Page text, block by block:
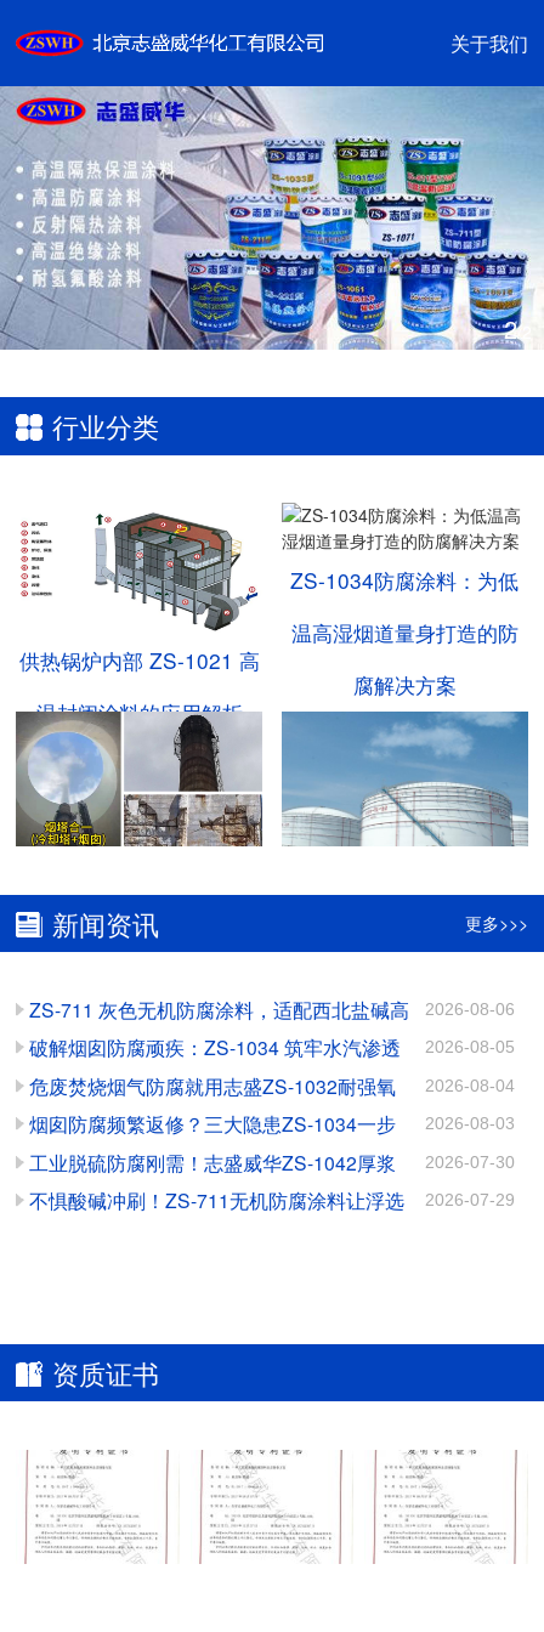
关于我们
2/2
行业分类
供热锅炉内部 ZS-1021 高
温封闭涂料的应用解析
ZS-1034防腐涂料：为低
温高湿烟道量身打造的防
腐解决方案
志盛防腐：破解“烟塔合
一”腐蚀难题的关键方案
甲醇储罐内部腐蚀无解
吗？不，你说了不算！
ZS-1034耐酸碱防腐涂
料：守护电厂翅片换热管
的高效秘诀
陶瓷耐磨涂料：多工况防
磨蚀的高效解决方案
新闻资讯 更多>>>
ZS-711 灰色无机防腐涂料，适配西北盐碱高
氯工况长效防护
2026-08-06
破解烟囱防腐顽疾：ZS-1034 筑牢水汽渗透
防护屏障
2026-08-05
危废焚烧烟气防腐就用志盛ZS-1032耐强氧
化涂料
2026-08-04
烟囱防腐频繁返修？三大隐患ZS-1034一步
根治
2026-08-03
工业脱硫防腐刚需！志盛威华ZS-1042厚浆
高硬耐磨防腐涂料
2026-07-30
不惧酸碱冲刷！ZS-711无机防腐涂料让浮选
2026-07-29
资质证书